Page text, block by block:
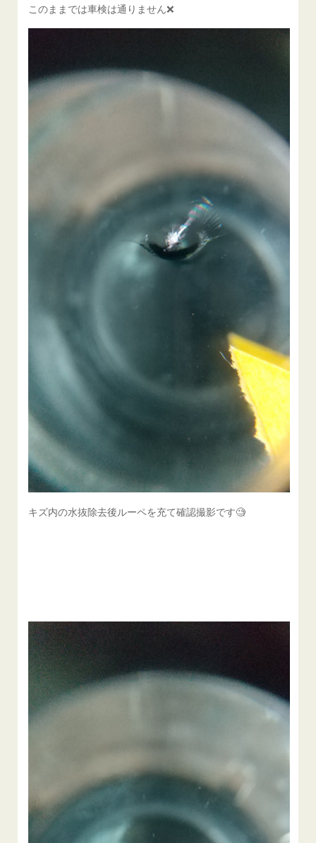
このままでは車検は通りません❌
キズ内の水抜除去後ルーペを充て確認撮影です🧐